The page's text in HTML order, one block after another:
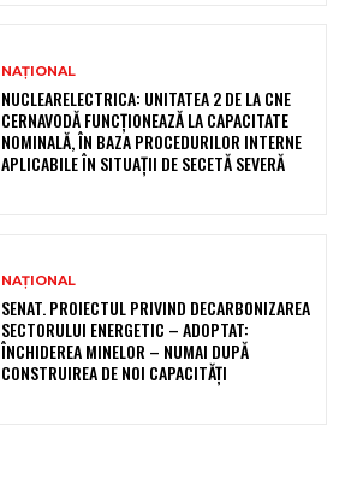
NAȚIONAL
NUCLEARELECTRICA: UNITATEA 2 DE LA CNE
CERNAVODĂ FUNCȚIONEAZĂ LA CAPACITATE
NOMINALĂ, ÎN BAZA PROCEDURILOR INTERNE
APLICABILE ÎN SITUAȚII DE SECETĂ SEVERĂ
NAȚIONAL
SENAT. PROIECTUL PRIVIND DECARBONIZAREA
SECTORULUI ENERGETIC – ADOPTAT:
ÎNCHIDEREA MINELOR – NUMAI DUPĂ
CONSTRUIREA DE NOI CAPACITĂȚI